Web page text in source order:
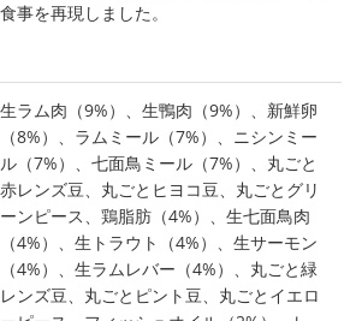
事を再現しました。
生ラム肉（9%）、生鴨肉（9%）、新鮮卵
（8%）、ラムミール（7%）、ニシンミー
ル（7%）、七面鳥ミール（7%）、丸ごと
赤レンズ豆、丸ごとヒヨコ豆、丸ごとグリ
ーンピース、鶏脂肪（4%）、生七面鳥肉
（4%）、生トラウト（4%）、生サーモン
（4%）、生ラムレバー（4%）、丸ごと緑
レンズ豆、丸ごとピント豆、丸ごとイエロ